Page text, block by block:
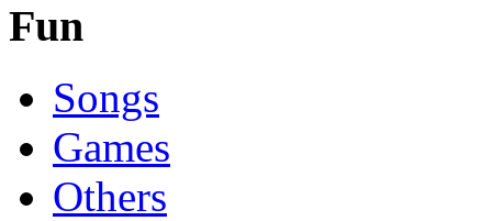
Fun
Songs
Games
Others